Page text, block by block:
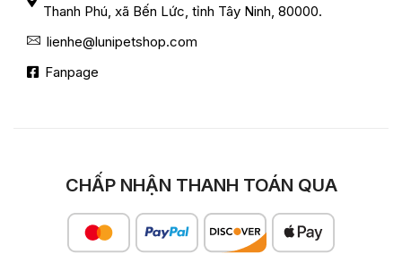
Thanh Phú, xã Bến Lức, tỉnh Tây Ninh, 80000.
lienhe@lunipetshop.com
Fanpage
CHẤP NHẬN THANH TOÁN QUA